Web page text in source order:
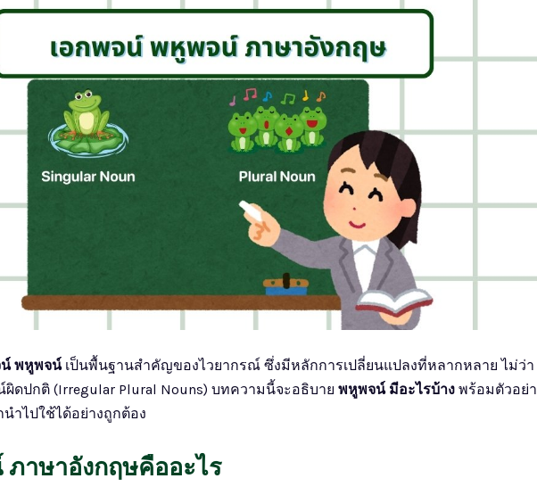
น์ พหูพจน์เป็นพื้นฐานสำคัญของไวยากรณ์ ซึ่งมีหลักการเปลี่ยนแปลงที่หลากหลาย ไม่ว่า
ดปกติ (Irregular Plural Nouns) บทความนี้จะอธิบาย พหูพจน์ มีอะไรบ้าง พร้อมตัวอย่
ำไปใช้ได้อย่างถูกต้อง
าษาอังกฤษคืออะไร